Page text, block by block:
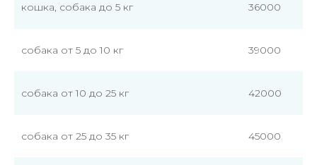
кошка, собака до 5 кг 36000
собака от 5 до 10 кг 39000
собака от 10 до 25 кг 42000
собака от 25 до 35 кг 45000